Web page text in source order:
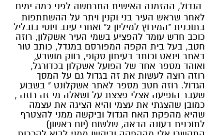
הגדול, ההזמנה האישית התרחשה לפני כמה ימים
לאחר שראש העיר בני וקנין ויתר על ההשתתפות
בתוכנית "המירוץ למיליון 2" ואחרי עינב ויוסי בובליל
כוכב חדש עומד להפציע בשמי העיר אשקלון, רוזה
חטב, בעל בית הקפה המפורסם במגדל, כותב טור
באתר וינאט וכותב בעיתון סקופ, רווק מושבע,
ואוהד מספר אחד של הפועל אשקלון בכדורגל,
רוזה רוצה לעשות את זה בגדול גם על המסך
הגדול. רוזה חטב מספר לאתר אשקלונט " בשבוע
שעבר הופיעה אצלי פצצת על ושאלה מי זה רוזה ,
כמובן שהצגתי את עצמי והיא הציגה את עצמה
שהיא מהפקת האח הגדול וביקשה ממני להצטרף
לתוכנית בעונה הבאה, שלשום (יום ראשון)